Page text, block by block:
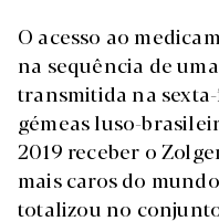
O acesso ao
na sequência de
transmitida na
gémeas luso-
2019 receber o
mais caros do
totalizou no